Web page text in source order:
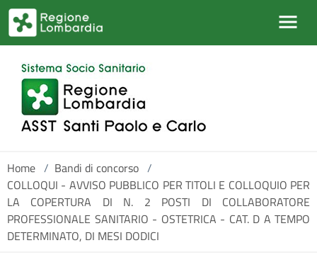
Salta al contenuto principale
Home / Bandi di concorso /
COLLOQUI - AVVISO PUBBLICO PER TITOLI E COLLOQUIO PER
LA COPERTURA DI N. 2 POSTI DI COLLABORATORE
PROFESSIONALE SANITARIO - OSTETRICA - CAT. D A TEMPO
DETERMINATO, DI MESI DODICI